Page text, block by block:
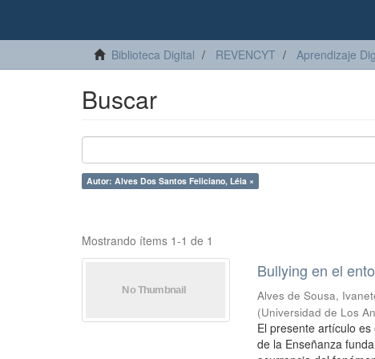
Biblioteca Digital REVENCYT Aprendizaje
Buscar
Autor: Alves Dos Santos Feliciano, Léia ×
Mostrando ítems 1-1 de 1
Bullying en el
Alves de Sousa,
(Universidad de Los
El presente artículo
de la Enseñanza